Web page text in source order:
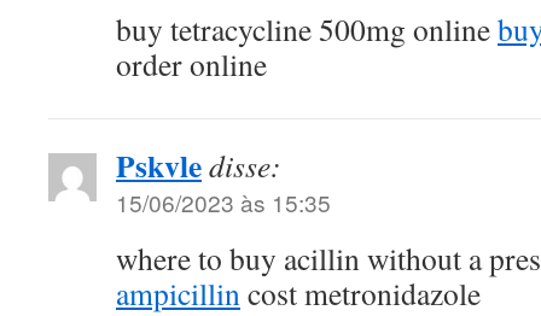
buy tetracycline 500mg online
order online
Pskvledisse:
15/06/2023 às 15:35
where to buy acillin without a
ampicillincost metronidazole